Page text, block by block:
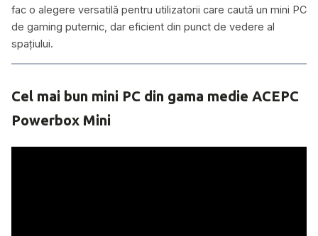
fac o alegere versatilă pentru utilizatorii care caută un mini PC
de gaming puternic, dar eficient din punct de vedere al
spațiului.
Cel mai bun mini PC din gama medie ACEPC
Powerbox Mini